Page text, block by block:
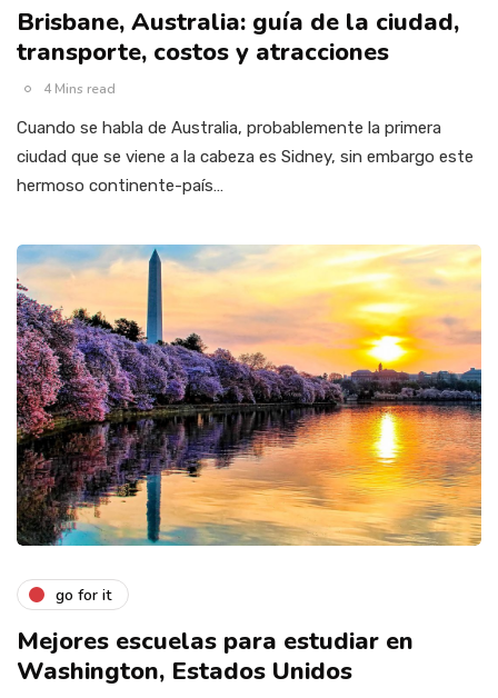
Brisbane, Australia: guía de la ciudad,
transporte, costos y atracciones
4 Mins read
Cuando se habla de Australia, probablemente la primera
ciudad que se viene a la cabeza es Sidney, sin embargo este
hermoso continente-país…
go for it
Mejores escuelas para estudiar en
Washington, Estados Unidos